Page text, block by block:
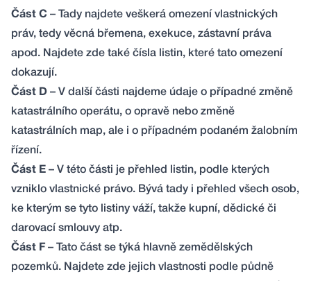
Část C – Tady najdete veškerá omezení vlastnických
práv, tedy věcná břemena, exekuce, zástavní práva
apod. Najdete zde také čísla listin, které tato omezení
dokazují.
Část D – V další části najdeme údaje o případné změně
katastrálního operátu, o opravě nebo změně
katastrálních map, ale i o případném podaném žalobním
řízení.
Část E – V této části je přehled listin, podle kterých
vzniklo vlastnické právo. Bývá tady i přehled všech osob,
ke kterým se tyto listiny váží, takže kupní, dědické či
darovací smlouvy atp.
Část F – Tato část se týká hlavně zemědělských
pozemků. Najdete zde jejich vlastnosti podle půdně